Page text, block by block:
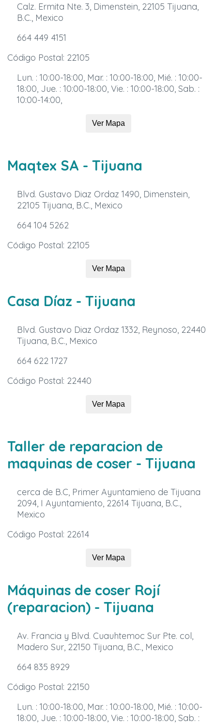
Calz. Ermita Nte. 3, Dimenstein, 22105 Tijuana,
B.C., Mexico
664 449 4151
Código Postal: 22105
Lun. : 10:00-18:00, Mar. : 10:00-18:00, Mié. : 10:00-
18:00, Jue. : 10:00-18:00, Vie. : 10:00-18:00, Sab. :
10:00-14:00,
Ver Mapa
Maqtex SA - Tijuana
Blvd. Gustavo Diaz Ordaz 1490, Dimenstein,
22105 Tijuana, B.C., Mexico
664 104 5262
Código Postal: 22105
Ver Mapa
Casa Díaz - Tijuana
Blvd. Gustavo Diaz Ordaz 1332, Reynoso, 22440
Tijuana, B.C., Mexico
664 622 1727
Código Postal: 22440
Ver Mapa
Taller de reparacion de
maquinas de coser - Tijuana
cerca de B.C, Primer Ayuntamieno de Tijuana
2094, I Ayuntamiento, 22614 Tijuana, B.C.,
Mexico
Código Postal: 22614
Ver Mapa
Máquinas de coser Rojí
(reparacion) - Tijuana
Av. Francia y Blvd. Cuauhtemoc Sur Pte. col,
Madero Sur, 22150 Tijuana, B.C., Mexico
664 835 8929
Código Postal: 22150
Lun. : 10:00-18:00, Mar. : 10:00-18:00, Mié. : 10:00-
18:00, Jue. : 10:00-18:00, Vie. : 10:00-18:00, Sab. :